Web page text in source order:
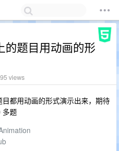
的题目用动画的形
views
都用动画的形式演示出来，期待
多题